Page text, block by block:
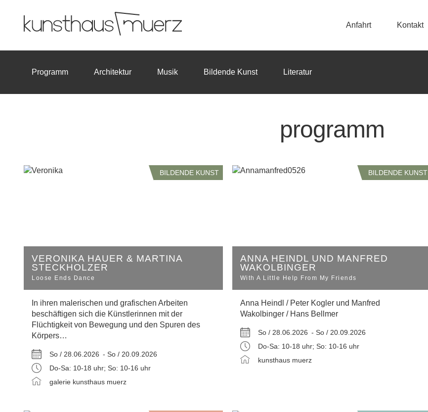
Anfahrt Kontakt
Programm Architektur Musik Bildende Kunst Literatur
programm
BILDENDE KUNST
VERONIKA HAUER & MARTINA
STECKHOLZER
Loose Ends Dance
In ihren malerischen und grafischen Arbeiten
beschäftigen sich die Künstlerinnen mit der
Flüchtigkeit von Bewegung und den Spuren des
Körpers…
So / 28.06.2026 - So / 20.09.2026
Do-Sa: 10-18 uhr; So: 10-16 uhr
galerie kunsthaus muerz
BILDENDE KUNST
ANNA HEINDL UND MANFRED
WAKOLBINGER
With A Little Help From My Friends
Anna Heindl / Peter Kogler und Manfred
Wakolbinger / Hans Bellmer
So / 28.06.2026 - So / 20.09.2026
Do-Sa: 10-18 uhr; So: 10-16 uhr
kunsthaus muerz